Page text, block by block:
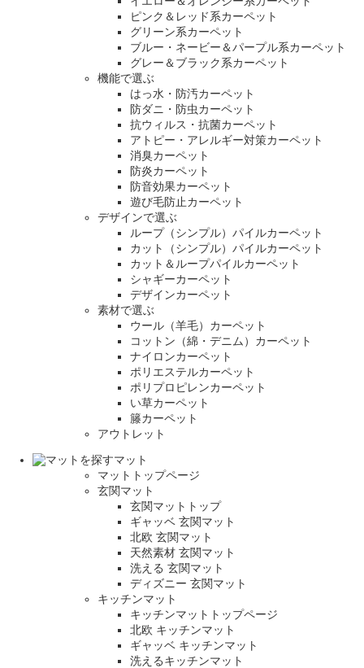
ピンク＆レッド系カーペット
グリーン系カーペット
ブルー・ネービー＆パープル系カーペット
グレー＆ブラック系カーペット
機能で選ぶ
はっ水・防汚カーペット
防ダニ・防虫カーペット
抗ウィルス・抗菌カーペット
アトピー・アレルギー対策カーペット
消臭カーペット
防炎カーペット
防音効果カーペット
遊び毛防止カーペット
デザインで選ぶ
ループ（シンプル）パイルカーペット
カット（シンプル）パイルカーペット
カット＆ループパイルカーペット
シャギーカーペット
デザインカーペット
素材で選ぶ
ウール（羊毛）カーペット
コットン（綿・デニム）カーペット
ナイロンカーペット
ポリエステルカーペット
ポリプロピレンカーペット
い草カーペット
籐カーペット
アウトレット
マット
マットトップページ
玄関マット
玄関マットトップ
ギャッベ 玄関マット
北欧 玄関マット
天然素材 玄関マット
洗える 玄関マット
ディズニー 玄関マット
キッチンマット
キッチンマットトップページ
北欧 キッチンマット
ギャッベ キッチンマット
洗えるキッチンマット